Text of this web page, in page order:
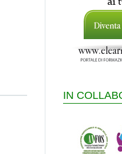
IN